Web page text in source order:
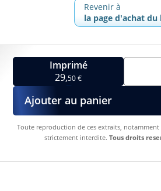
Revenir à
la page d'achat du
Imprimé
29,50 €
Ajouter au panier
Toute reproduction de ces extraits, notamment
strictement interdite. Tous droits